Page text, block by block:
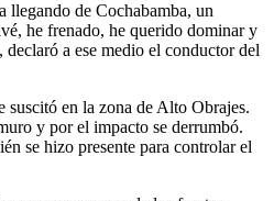
llegando de Cochabamba, un
he frenado, he querido dominar y
declaró a ese medio el conductor del
suscitó en la zona de Alto Obrajes.
y por el impacto se derrumbó.
se hizo presente para controlar el